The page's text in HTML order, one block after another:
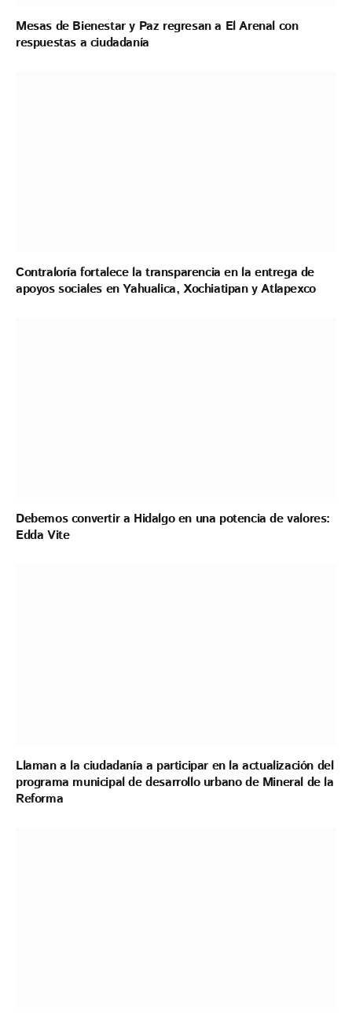
Mesas de Bienestar y Paz regresan a El Arenal con
respuestas a ciudadanía
Contraloría fortalece la transparencia en la entrega de
apoyos sociales en Yahualica, Xochiatipan y Atlapexco
Debemos convertir a Hidalgo en una potencia de valores:
Edda Vite
Llaman a la ciudadanía a participar en la actualización del
programa municipal de desarrollo urbano de Mineral de la
Reforma